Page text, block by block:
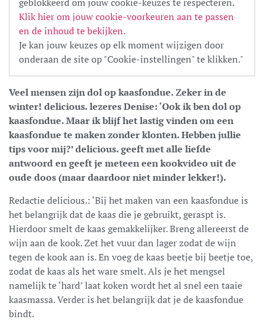
Klik hier om jouw cookie-voorkeuren aan te passen
en de inhoud te bekijken.
Je kan jouw keuzes op elk moment wijzigen door
onderaan de site op "Cookie-instellingen" te klikken."
Veel mensen zijn dol op kaasfondue. Zeker in de
winter! delicious. lezeres Denise: ‘Ook ik ben dol op
kaasfondue. Maar ik blijf het lastig vinden om een
kaasfondue te maken zonder klonten. Hebben jullie
tips voor mij?’ delicious. geeft met alle liefde
antwoord en geeft je meteen een kookvideo uit de
oude doos (maar daardoor niet minder lekker!).
Redactie delicious.: ‘Bij het maken van een kaasfondue is
het belangrijk dat de kaas die je gebruikt, geraspt is.
Hierdoor smelt de kaas gemakkelijker. Breng allereerst de
wijn aan de kook. Zet het vuur dan lager zodat de wijn
tegen de kook aan is. En voeg de kaas beetje bij beetje toe,
zodat de kaas als het ware smelt. Als je het mengsel
namelijk te ‘hard’ laat koken wordt het al snel een taaie
kaasmassa. Verder is het belangrijk dat je de kaasfondue
bindt.